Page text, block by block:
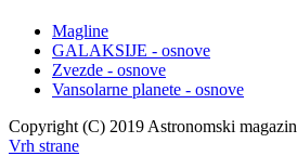
Magline
GALAKSIJE - osnove
Zvezde - osnove
Vansolarne planete - osnove
Copyright (C) 2019 Astronomski magazin
Vrh strane